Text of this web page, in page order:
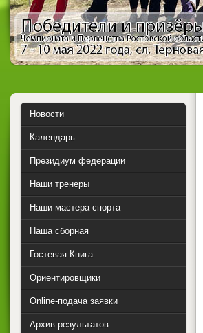
Новости
Календарь
Президиум федерации
Наши тренеры
Наши мастера спорта
Наша сборная
Гостевая Книга
Ориентировщики
Online-подача заявки
Архив результатов